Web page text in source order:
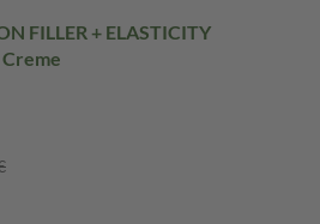
FILLER + ELASTICITY
Creme